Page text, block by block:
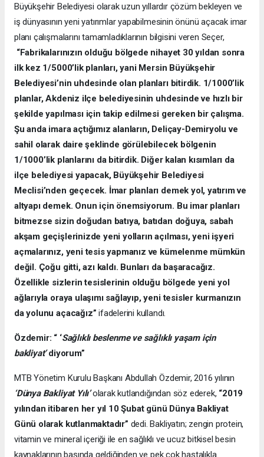
Büyükşehir Belediyesi olarak uzun yıllardır çözüm bekleyen ve
iş dünyasının yeni yatırımlar yapabilmesinin önünü açacak imar
planı çalışmalarını tamamladıklarının bilgisini veren Seçer,
“Fabrikalarınızın olduğu bölgede nihayet 30 yıldan sonra
ilk kez 1/5000’lik planları, yani Mersin Büyükşehir
Belediyesi’nin uhdesinde olan planları bitirdik. 1/1000’lik
planlar, Akdeniz ilçe belediyesinin uhdesinde ve hızlı bir
şekilde yapılması için takip edilmesi gereken bir çalışma.
Şu anda imara açtığımız alanların, Deliçay-Demiryolu ve
sahil olarak daire şeklinde görülebilecek bölgenin
1/1000’lik planlarını da bitirdik. Diğer kalan kısımları da
ilçe belediyesi yapacak, Büyükşehir Belediyesi
Meclisi’nden geçecek. İmar planları demek yol, yatırım ve
altyapı demek. Onun için önemsiyorum. Bu imar planları
bitmezse sizin doğudan batıya, batıdan doğuya, sabah
akşam geçişlerinizde yeni yolların açılması, yeni işyeri
açmalarınız, yeni tesis yapmanız ve kümelenme mümkün
değil. Çoğu gitti, azı kaldı. Bunları da başaracağız.
Özellikle sizlerin tesislerinin olduğu bölgede yeni yol
ağlarıyla oraya ulaşımı sağlayıp, yeni tesisler kurmanızın
da yolunu açacağız” ifadelerini kullandı.
Özdemir: “ ‘Sağlıklı beslenme ve sağlıklı yaşam için
bakliyat’diyorum”
MTB Yönetim Kurulu Başkanı Abdullah Özdemir, 2016 yılının
‘Dünya Bakliyat Yılı’olarak kutlandığından söz ederek, “2019
yılından itibaren her yıl 10 Şubat günü Dünya Bakliyat
Günü olarak kutlanmaktadır” dedi. Bakliyatın; zengin protein,
vitamin ve mineral içeriği ile en sağlıklı ve ucuz bitkisel besin
kaynaklarının başında geldiğinden ve pek çok hastalıkla